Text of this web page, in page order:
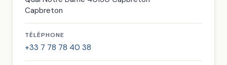
Capbreton
TÉLÉPHONE
+33 7 78 78 40 38